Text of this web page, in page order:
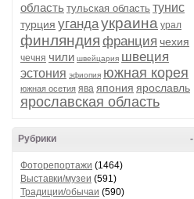
область тульская область тунис
турция угандаукраина урал
финляндия франция чехия
чечня чили швейцария швеция
эстония эфиопия южная корея
южная осетия ява япония ярославль
ярославская область
-
Рубрики
Фоторепортажи (1464)
Выставки/музеи (591)
Традиции/обычаи (590)